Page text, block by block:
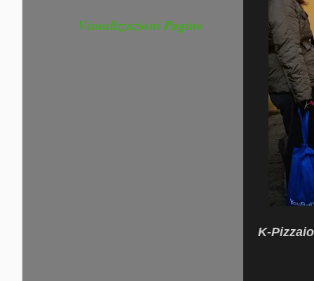
K-
Visualizzazioni Pagine